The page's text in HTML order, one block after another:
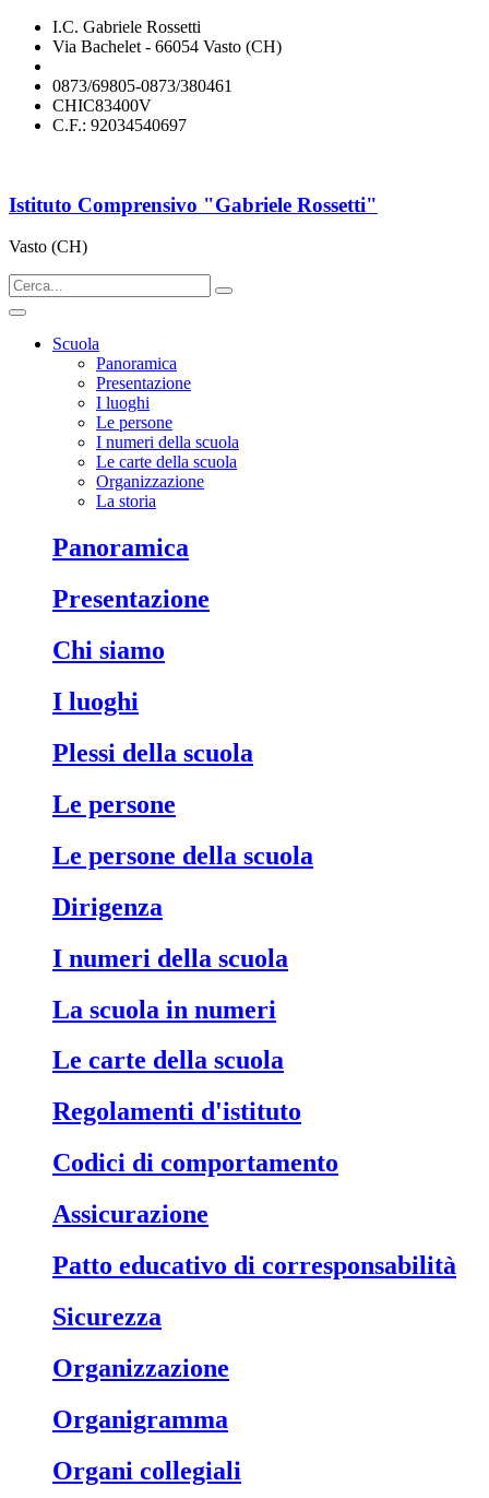
I.C. Gabriele Rossetti
Via Bachelet - 66054 Vasto (CH)
0873/69805-0873/380461
CHIC83400V
C.F.: 92034540697
Istituto Comprensivo "Gabriele Rossetti"
Vasto (CH)
Scuola
Panoramica
Presentazione
I luoghi
Le persone
I numeri della scuola
Le carte della scuola
Organizzazione
La storia
Panoramica
Presentazione
Chi siamo
I luoghi
Plessi della scuola
Le persone
Le persone della scuola
Dirigenza
I numeri della scuola
La scuola in numeri
Le carte della scuola
Regolamenti d'istituto
Codici di comportamento
Assicurazione
Patto educativo di corresponsabilità
Sicurezza
Organizzazione
Organigramma
Organi collegiali